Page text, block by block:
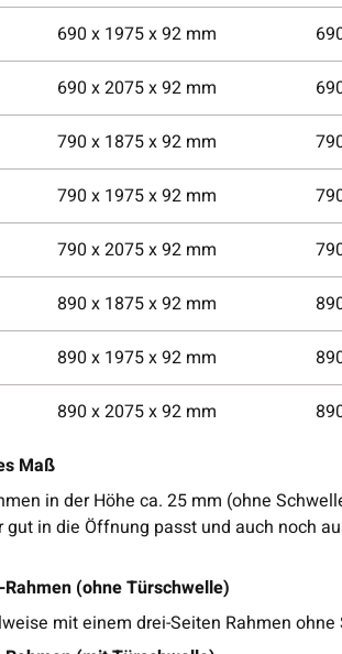
690 x 1975 x 92 mm
690 x 2075 x 92 mm
790 x 1875 x 92 mm
790 x 1975 x 92 mm
790 x 2075 x 92 mm
890 x 1875 x 92 mm
890 x 1975 x 92 mm
890 x 2075 x 92 mm
Maß
in der Höhe ca. 25 mm (ohne
in die Öffnung passt und auch noch
(ohne Türschwelle)
mit einem drei-Seiten Rahmen